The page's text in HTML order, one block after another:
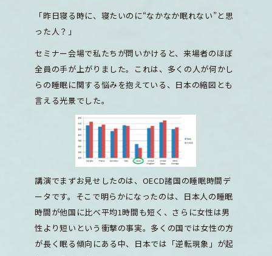
「昨日寝る時に、寝たいのに“なかなか眠れない”と思
った人？」
セミナー会場で私たちが問いかけると、来場者のほぼ
全員の手が上がりました。これは、多くの人が何かし
らの睡眠に関する悩みを抱えている、日本の縮図とも
言える光景でした。
講演でまずお見せしたのは、OECD諸国の睡眠時間デ
ータです。そこで明らかになったのは、日本人の睡眠
時間が他国に比べ平均1時間も短く、さらに女性は男
性より短いという衝撃の事実。多くの国では女性の方
が長く眠る傾向にある中、日本では「逆転現象」が起